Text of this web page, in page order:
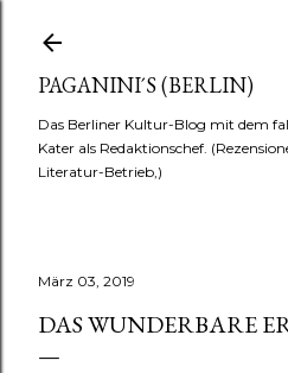
PAGANINI´S (BERLIN)
Das Berliner Kultur-Blog mit dem
Kater als Redaktionschef.
Literatur-Betrieb,)
März 03, 2019
DAS WUNDERBARE